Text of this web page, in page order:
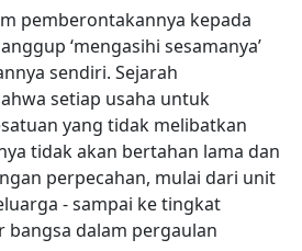
pemberontakannya kepada
‘mengasihi sesamanya’
sendiri. Sejarah
setiap usaha untuk
yang tidak melibatkan
tidak akan bertahan lama dan
perpecahan, mulai dari unit
- sampai ke tingkat
bangsa dalam pergaulan